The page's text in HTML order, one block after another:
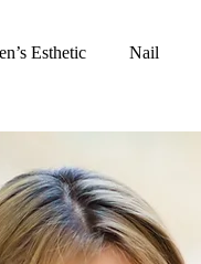
Esthetic Nail